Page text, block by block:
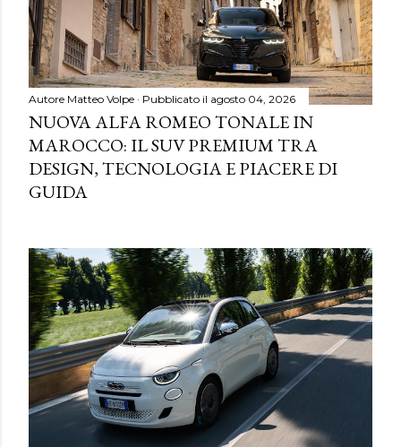
Autore Matteo Volpe Pubblicato il agosto 04, 2026
NUOVA ALFA ROMEO TONALE IN
MAROCCO: IL SUV PREMIUM TRA
DESIGN, TECNOLOGIA E PIACERE DI
GUIDA